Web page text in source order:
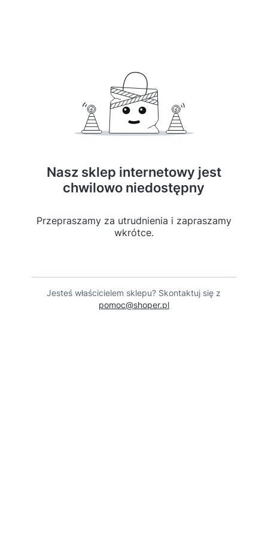
Nasz sklep internetowy jest
chwilowo niedostępny
Przepraszamy za utrudnienia i zapraszamy
wkrótce.
Jesteś właścicielem sklepu? Skontaktuj się z
pomoc@shoper.pl